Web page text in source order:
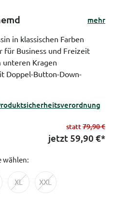
mehr
in klassischen Farben
für Business und Freizeit
unteren Kragen
Doppel-Button-Down-
statt79,90 €
jetzt 59,90 €*
wählen:
XL XXL